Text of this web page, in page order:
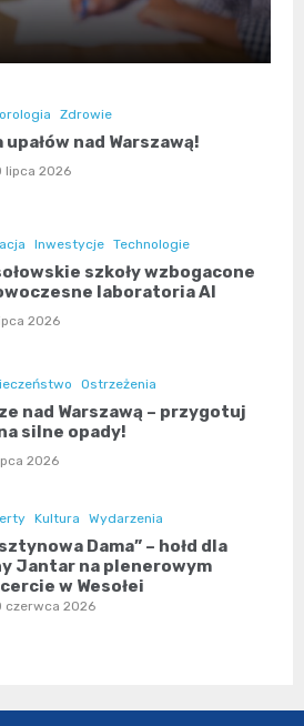
Zdrowie
upałów nad Warszawą!
lipca 2026
Inwestycje Technologie
szkoły wzbogacone
laboratoria AI
2026
Ostrzeżenia
nad Warszawą – przygotuj
silne opady!
2026
Kultura Wydarzenia
Dama” – hołd dla
Jantar na plenerowym
w Wesołej
czerwca 2026